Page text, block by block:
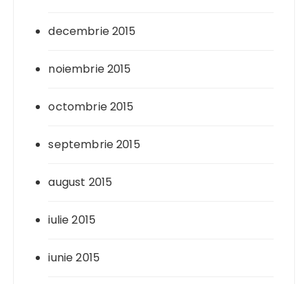
decembrie 2015
noiembrie 2015
octombrie 2015
septembrie 2015
august 2015
iulie 2015
iunie 2015